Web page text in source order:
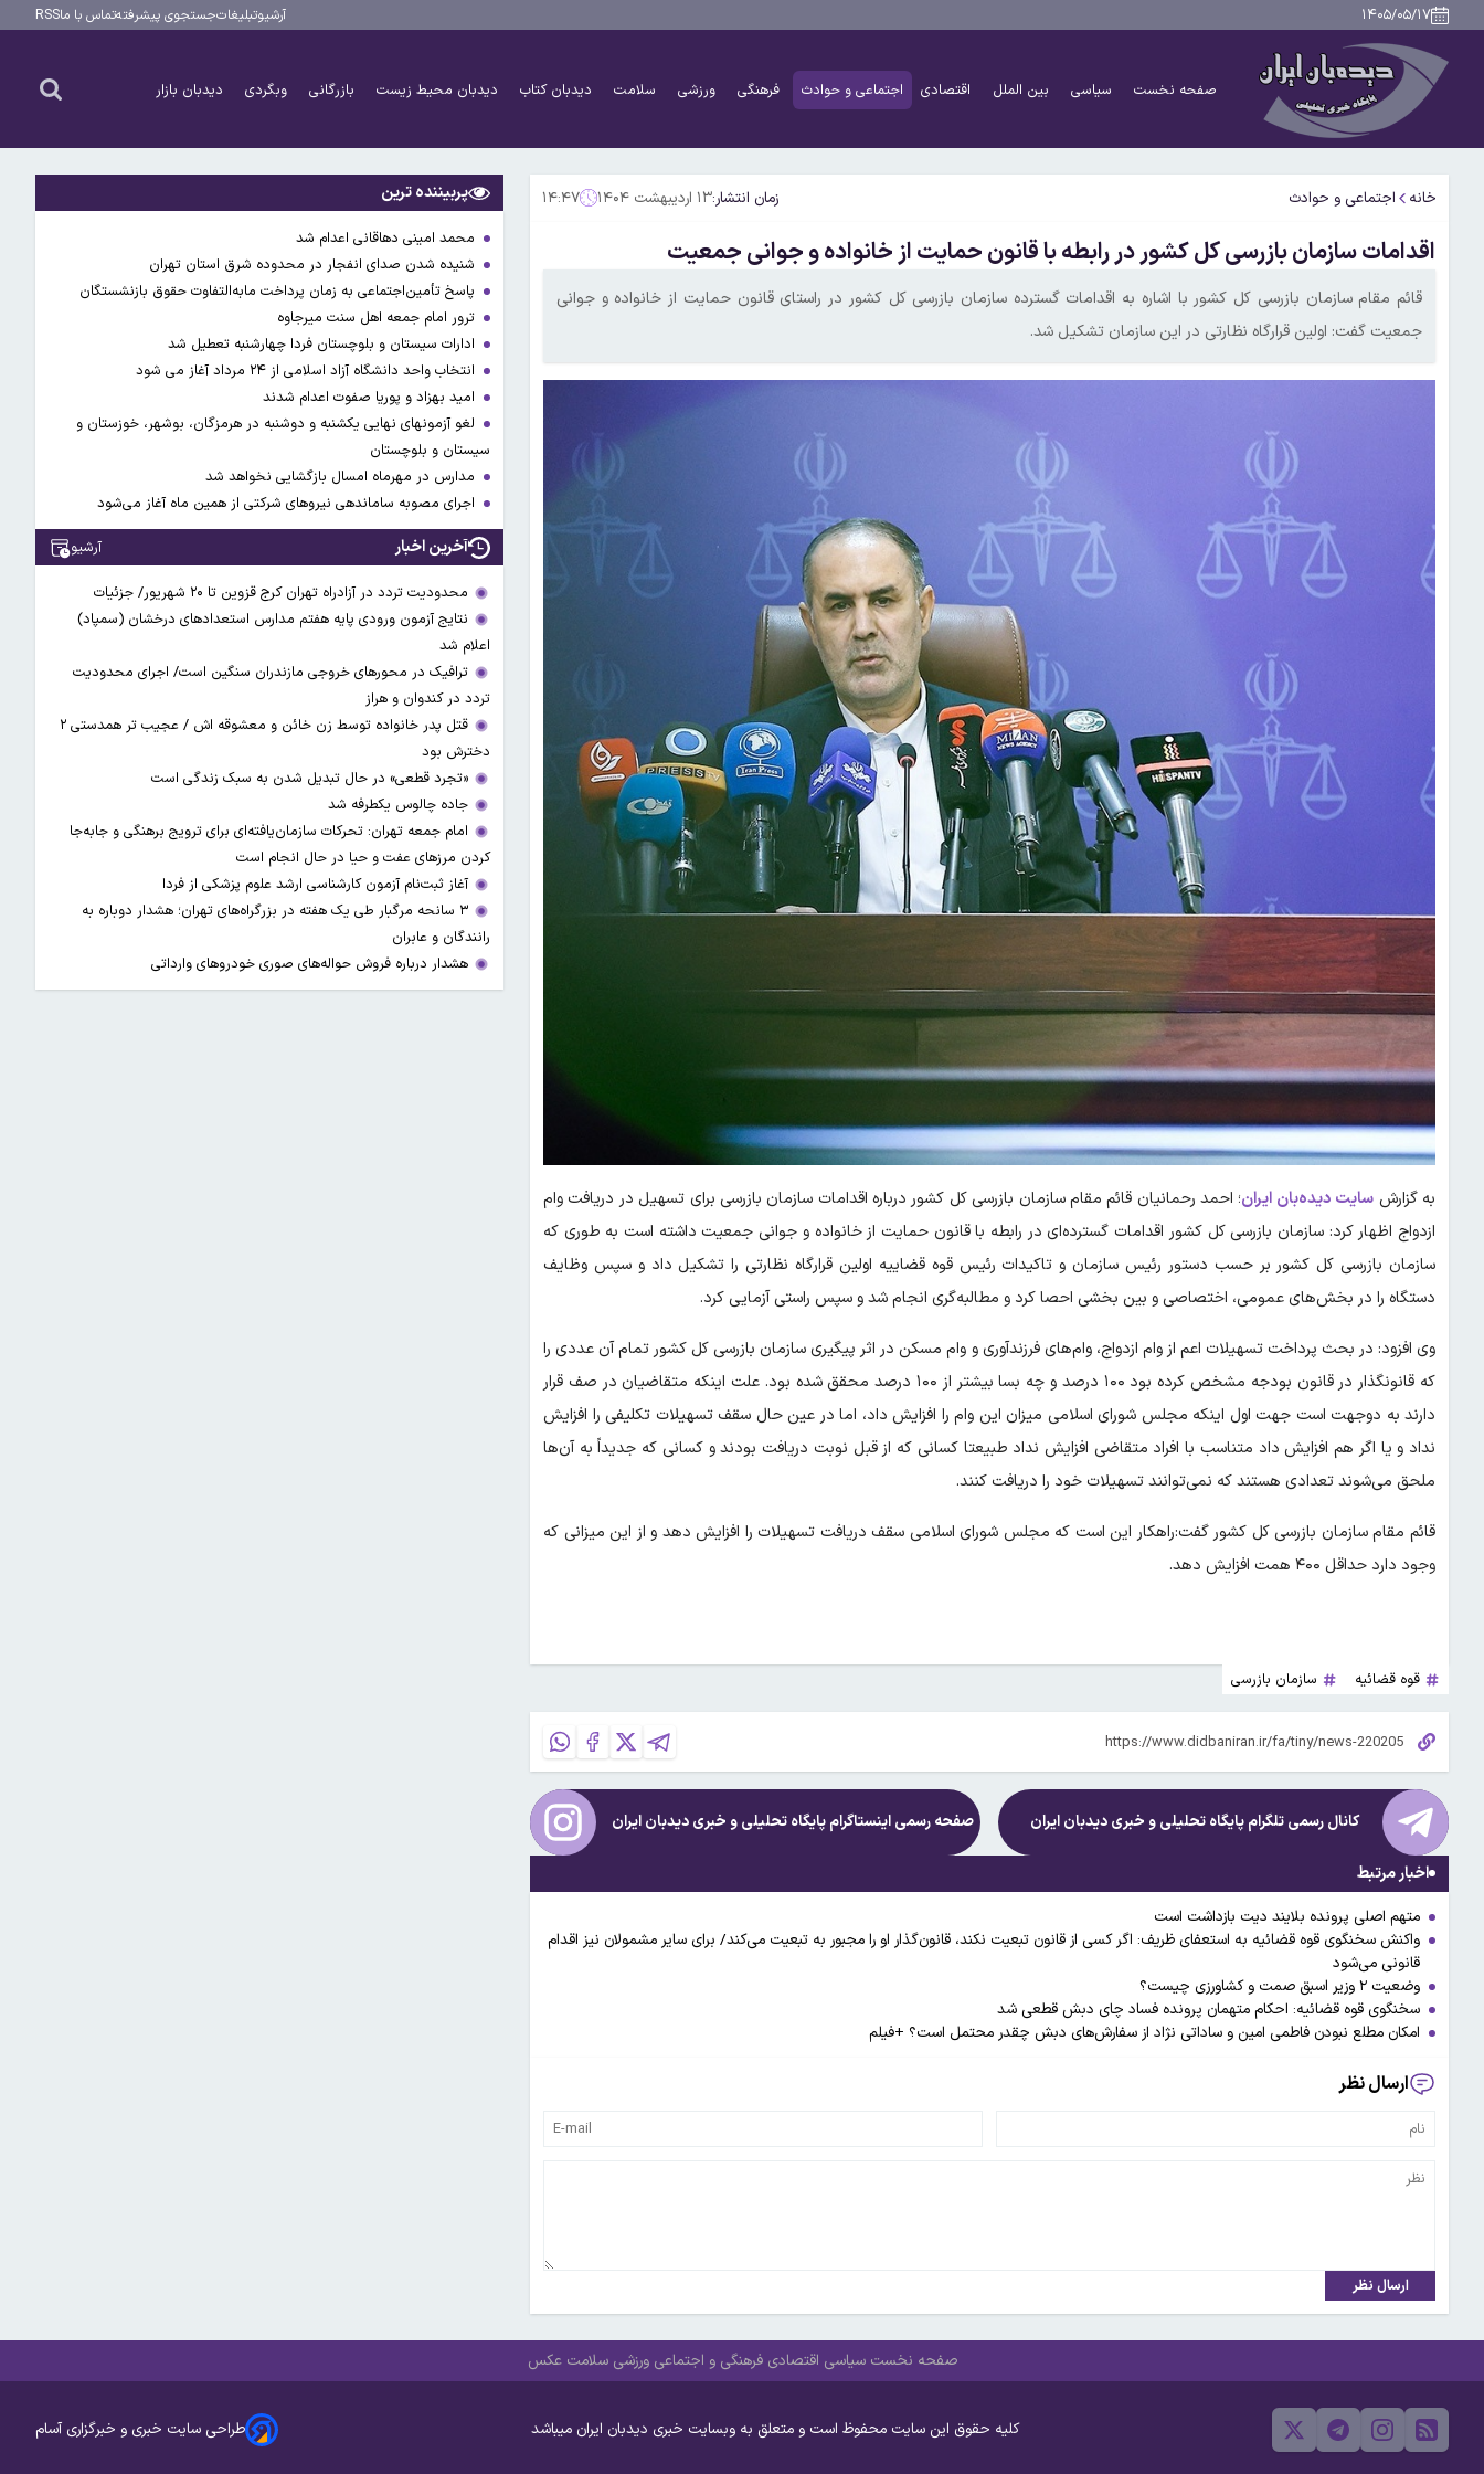
۱۴۰۵/۰۵/۱۷ آرشیوتبلیغاتجستجوی پیشرفتهتماس با ماRSS
صفحه نخست سیاسی بین الملل اقتصادی اجتماعی و حوادث فرهنگی ورزشی سلامت دیدبان کتاب دیدبان محیط زیست بازرگانی وبگردی دیدبان بازار
خانه اجتماعی و حوادث زمان انتشار:۱۳ اردیبهشت ۱۴۰۴ ۱۴:۴۷
اقدامات سازمان بازرسی کل کشور در رابطه با قانون حمایت از خانواده و جوانی جمعیت
قائم مقام سازمان بازرسی کل کشور با اشاره به اقدامات گسترده‌ سازمان بازرسی کل کشور در راستای قانون حمایت از خانواده و جوانی
جمعیت گفت: اولین قرارگاه نظارتی در این سازمان تشکیل شد.
به گزارش سایت دیده‌بان ایران؛ احمد رحمانیان قائم مقام سازمان بازرسی کل کشور درباره اقدامات سازمان بازرسی برای تسهیل در دریافت وام
ازدواج اظهار کرد: سازمان بازرسی کل کشور اقدامات گسترده‌ای در رابطه با قانون حمایت از خانواده و جوانی جمعیت داشته است به طوری که
سازمان بازرسی کل کشور بر حسب دستور رئیس سازمان و تاکیدات رئیس قوه قضاییه اولین قرارگاه نظارتی را تشکیل داد و سپس وظایف
دستگاه را در بخش‌های عمومی، اختصاصی و بین بخشی احصا کرد و مطالبه‌گری انجام شد و سپس راستی آزمایی کرد.
وی افزود: در بحث پرداخت تسهیلات اعم از وام ازدواج، وام‌های فرزندآوری و وام مسکن در اثر پیگیری سازمان بازرسی کل کشور تمام آن عددی را
که قانونگذار در قانون بودجه مشخص کرده بود ۱۰۰ درصد و چه بسا بیشتر از ۱۰۰ درصد محقق شده بود. علت اینکه متقاضیان در صف قرار
دارند به دوجهت است جهت اول اینکه مجلس شورای اسلامی میزان این وام را افزایش داد، اما در عین حال سقف تسهیلات تکلیفی را افزایش
نداد و یا اگر هم افزایش داد متناسب با افراد متقاضی افزایش نداد طبیعتا کسانی که از قبل نوبت دریافت بودند و کسانی که جدیداً به آن‌ها
ملحق می‌شوند تعدادی هستند که نمی‌توانند تسهیلات خود را دریافت کنند.
قائم مقام سازمان بازرسی کل کشور گفت:راهکار این است که مجلس شورای اسلامی سقف دریافت تسهیلات را افزایش دهد و از این میزانی که
وجود دارد حداقل ۴۰۰ همت افزایش دهد.
قوه قضائيه سازمان بازرسی
کانال رسمی تلگرام پایگاه تحلیلی و خبریدیدبان ایران صفحه رسمی اینستاگرام پایگاه تحلیلی و خبریدیدبان ایران
اخبار مرتبط
متهم اصلی پرونده بلایند دیت بازداشت است
واکنش سخنگوی قوه قضائیه به استعفای ظریف: اگر کسی از قانون تبعیت نکند، قانون‌گذار او را مجبور به تبعیت می‌کند/ برای سایر مشمولان نیز اقدام
قانونی می‌شود
وضعیت ۲ وزیر اسبق صمت و کشاورزی چیست؟
سخنگوی قوه قضائیه: احکام متهمان پرونده فساد چای دبش قطعی شد
امکان مطلع نبودن فاطمی امین و ساداتی نژاد از سفارش‌های دبش چقدر محتمل است؟ +فیلم
ارسال نظر
ارسال نظر
پربیننده ترین
محمد امینی دهاقانی اعدام شد
شنیده شدن صدای انفجار در محدوده شرق استان تهران
پاسخ تأمین‌اجتماعی به زمان پرداخت مابه‌التفاوت حقوق بازنشستگان
ترور امام جمعه اهل سنت میرجاوه
ادارات سیستان و بلوچستان فردا چهارشنبه تعطیل شد
انتخاب واحد دانشگاه آزاد اسلامی از ۲۴ مرداد آغاز می شود
امید بهزاد و پوریا صفوت اعدام شدند
لغو آزمونهای نهایی یکشنبه و دوشنبه در هرمزگان، بوشهر، خوزستان و
سیستان و بلوچستان
مدارس در مهرماه امسال بازگشایی نخواهد شد
اجرای مصوبه ساماندهی نیرو‌های شرکتی از همین ماه آغاز می‌شود
آخرین اخبار آرشیو
محدودیت تردد در آزادراه تهران کرج قزوین تا ۲۰ شهریور/ جزئیات
نتایج آزمون ورودی پایه هفتم مدارس استعدادهای درخشان (سمپاد)
اعلام شد
ترافیک در محورهای خروجی مازندران سنگین است/ اجرای محدودیت
تردد در کندوان و هراز
قتل پدر خانواده توسط زن خائن و معشوقه اش / عجیب تر همدستی ۲
دخترش بود
«تجرد قطعی» در حال تبدیل شدن به سبک زندگی است
جاده چالوس یکطرفه شد
امام جمعه تهران: تحرکات سازمان‌یافته‌ای برای ترویج برهنگی و جابه‌جا
کردن مرزهای عفت و حیا در حال انجام است
آغاز ثبت‌نام‌ آزمون کارشناسی ارشد علوم پزشکی از فردا
۳ سانحه مرگبار طی یک هفته در بزرگراه‌های تهران؛ هشدار دوباره به
رانندگان و عابران
هشدار درباره فروش حواله‌های صوری خودروهای وارداتی
صفحه نخست سیاسی اقتصادی فرهنگی و اجتماعی ورزشی سلامت عکس
کلیه حقوق این سایت محفوظ است و متعلق به وبسایت خبری دیدبان ایران میباشد طراحی سایت خبری و خبرگزاری آسام